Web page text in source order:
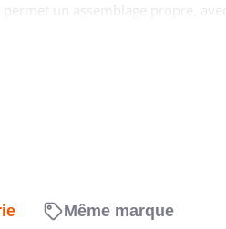
permet un assemblage propre,
répondre aux attentes des
Même marque